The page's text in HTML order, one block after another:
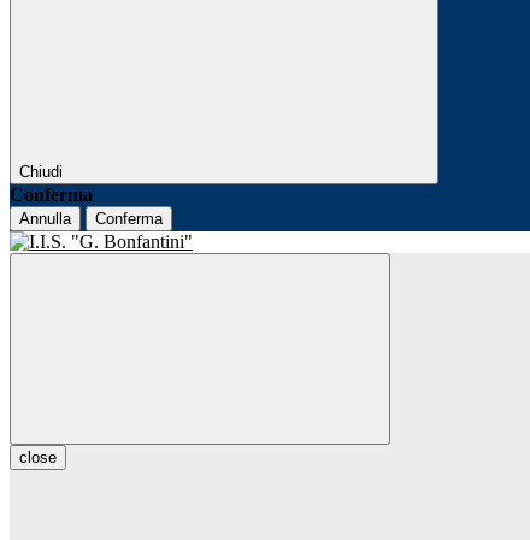
Chiudi
Conferma
Annulla Conferma
close